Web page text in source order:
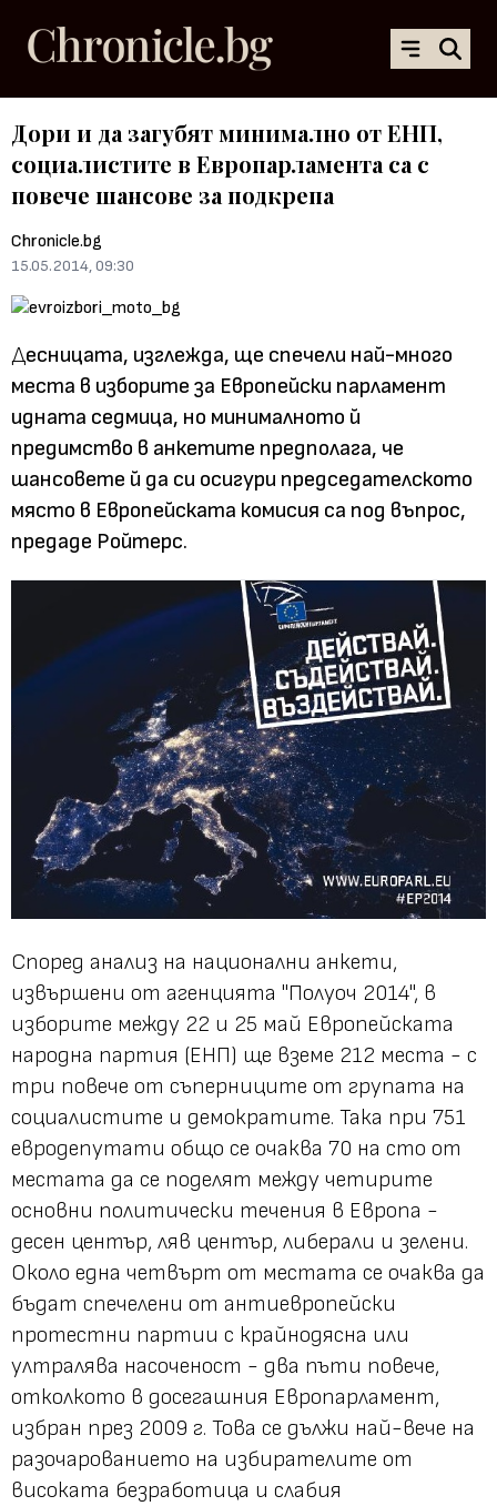
Дори и да загубят минимално от ЕНП,
социалистите в Европарламента са с
повече шансове за подкрепа
Chronicle.bg
15.05.2014, 09:30
Десницата, изглежда, ще спечели най-много
места в изборите за Европейски парламент
идната седмица, но минималното й
предимство в анкетите предполага, че
шансовете й да си осигури председателското
място в Европейската комисия са под въпрос,
предаде Ройтерс.
Според анализ на национални анкети,
извършени от агенцията "Полуоч 2014", в
изборите между 22 и 25 май Европейската
народна партия (ЕНП) ще вземе 212 места - с
три повече от съперниците от групата на
социалистите и демократите. Така при 751
евродепутати общо се очаква 70 на сто от
местата да се поделят между четирите
основни политически течения в Европа -
десен център, ляв център, либерали и зелени.
Около една четвърт от местата се очаква да
бъдат спечелени от антиевропейски
протестни партии с крайнодясна или
ултралява насоченост - два пъти повече,
отколкото в досегашния Европарламент,
избран през 2009 г. Това се дължи най-вече на
разочарованието на избирателите от
високата безработица и слабия